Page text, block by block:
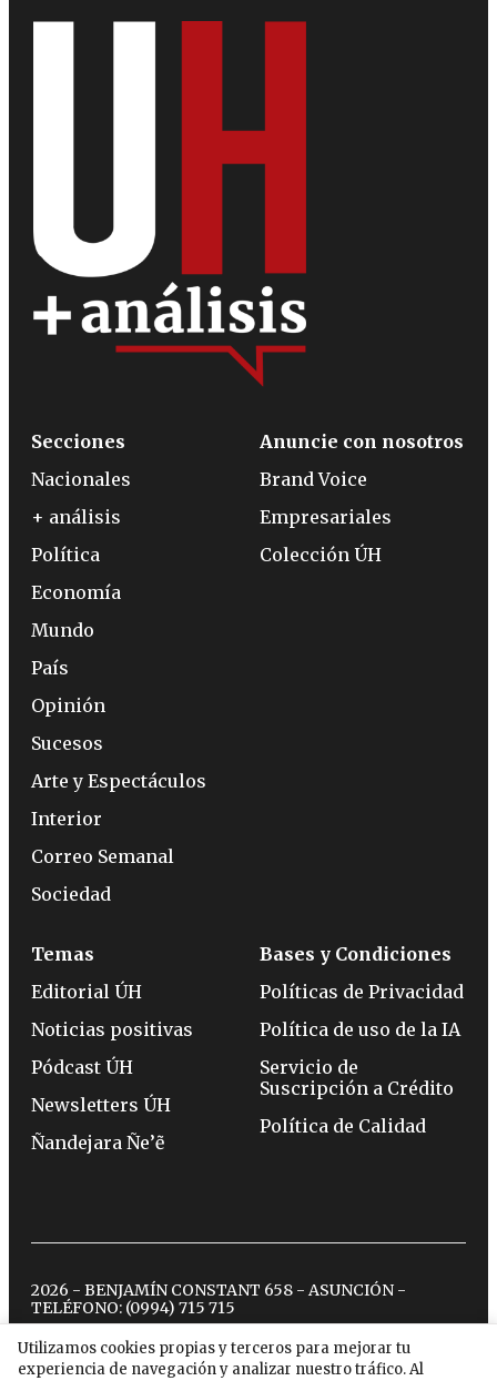
Utilizamos cookies propias y terceros para mejorar tu
experiencia de navegación y analizar nuestro tráfico. Al
Secciones
Nacionales
+ análisis
Política
Economía
Mundo
País
Opinión
Sucesos
Arte y Espectáculos
Interior
Correo Semanal
Sociedad
Anuncie con nosotros
Brand Voice
Empresariales
Colección ÚH
Temas
Editorial ÚH
Noticias positivas
Pódcast ÚH
Newsletters ÚH
Ñandejara Ñe’ẽ
Bases y Condiciones
Políticas de Privacidad
Política de uso de la IA
Servicio de
Suscripción a Crédito
Política de Calidad
2026 - BENJAMÍN CONSTANT 658 - ASUNCIÓN -
TELÉFONO: (0994) 715 715